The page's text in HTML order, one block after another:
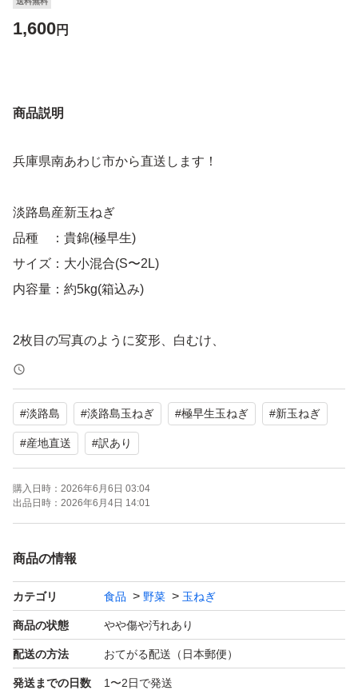
1,600円
商品説明
兵庫県南あわじ市から直送します！
淡路島産新玉ねぎ
品種 ：貴錦(極早生)
サイズ：大小混合(S〜2L)
内容量：約5kg(箱込み)
2枚目の写真のように変形、白むけ、
分球、とうたち、小玉等、
訳ありの玉ねぎになります。
味は正規品と変わりありませんので
ご安心ください(*^^*)
この時期限定の極早生玉ねぎ
多少土がついています。
配送中に傷む可能性がありますのでご了承くださいm(_ _)
m
#淡路島 #淡路島玉ねぎ #極早生玉ねぎ #新玉ねぎ
#産地直送 #訳あり
購入日時： 2026年6月6日 03:04
出品日時： 2026年6月4日 14:01
商品の情報
カテゴリ 食品 野菜 玉ねぎ
商品の状態 やや傷や汚れあり
配送の方法 おてがる配送（日本郵便）
発送までの日数 1〜2日で発送